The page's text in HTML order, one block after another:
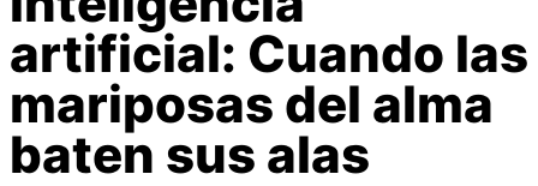
artificial: Cuando las
mariposas del alma
baten sus alas